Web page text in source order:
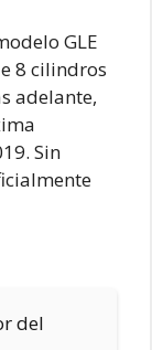
GLE
8 cilindros
adelante,
Sin
del